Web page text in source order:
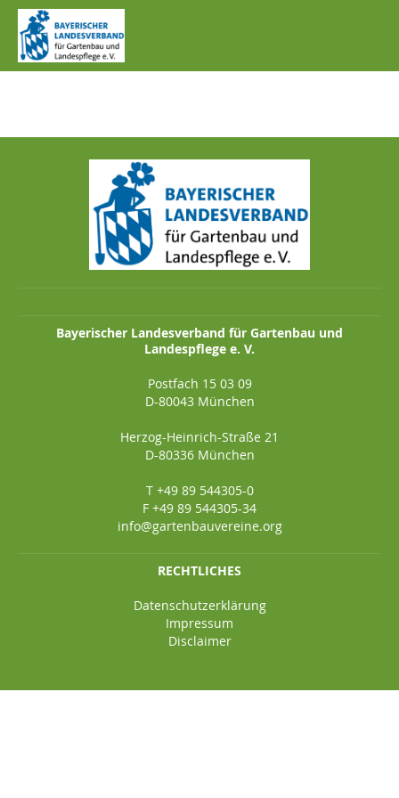
IMG_0073.JPG
Bayerischer Landesverband für Gartenbau und
Landespflege e. V.
Postfach 15 03 09
D-80043 München
Herzog-Heinrich-Straße 21
D-80336 München
T +49 89 544305-0
F +49 89 544305-34
info@gartenbauvereine.org
RECHTLICHES
Datenschutzerklärung
Impressum
Disclaimer